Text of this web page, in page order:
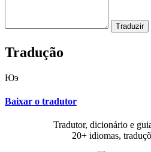
Tradução
Юэ
Baixar o tradutor
Tradutor, dicionário e
20+ idiomas,